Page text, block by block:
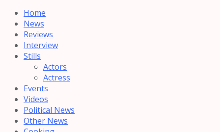
Home
News
Reviews
Interview
Stills
Actors
Actress
Events
Videos
Political News
Other News